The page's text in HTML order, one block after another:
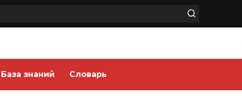
База знаний Словарь